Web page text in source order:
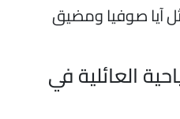
صوفيا ومضيق
العائلية في